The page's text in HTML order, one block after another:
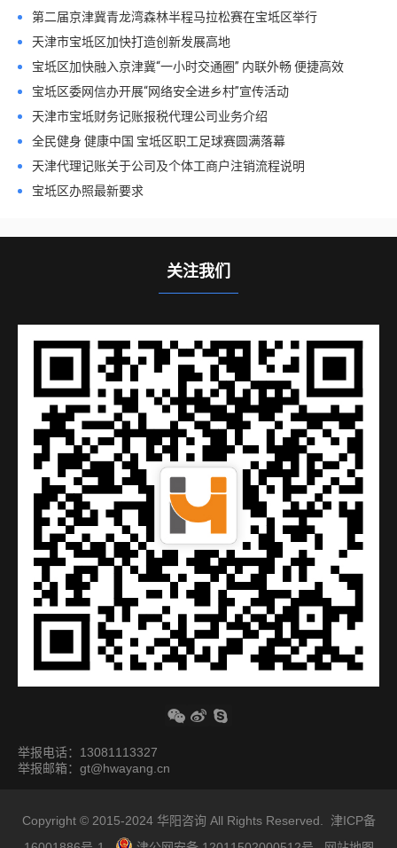
第二届京津冀青龙湾森林半程马拉松赛在宝坻区举行
天津市宝坻区加快打造创新发展高地
宝坻区加快融入京津冀“一小时交通圈” 内联外畅 便捷高效
宝坻区委网信办开展“网络安全进乡村”宣传活动
天津市宝坻财务记账报税代理公司业务介绍
全民健身 健康中国 宝坻区职工足球赛圆满落幕
天津代理记账关于公司及个体工商户注销流程说明
宝坻区办照最新要求
关注我们
举报电话：13081113327
举报邮箱：gt@hwayang.cn
Copyright © 2015-2024 华阳咨询 All Rights Reserved. 津ICP备